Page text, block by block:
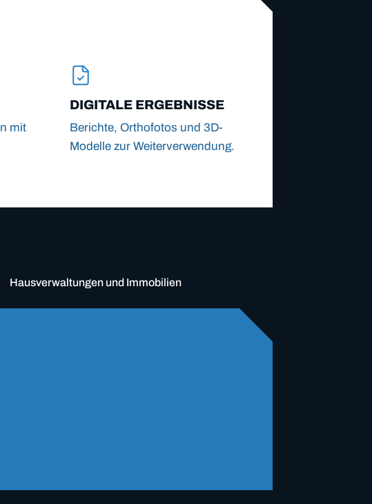
mit
DIGITALE ERGEBNISSE
Berichte, Orthofotos und 3D-
Modelle zur Weiterverwendung.
Hausverwaltungen und Immobilien